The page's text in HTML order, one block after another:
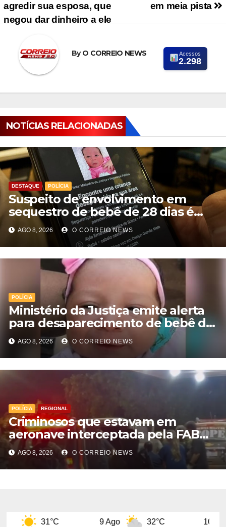
em meia pista
agredir sua esposa, que
negou dar dinheiro a ele
ByO CORREIO NEWS Acessos
2.298
NOTÍCIAS RELACIONADAS
DESTAQUE POLÍCIA
Suspeito de envolvimento em
sequestro de bebê de 28 dias é
preso na Capital
AGO 8, 2026 O CORREIO NEWS
POLÍCIA
Ministério da Justiça emite alerta
para desaparecimento de bebê de
28 dias em MS; polícia apura
suposto sequestro
AGO 8, 2026 O CORREIO NEWS
POLÍCIA REGIONAL
Criminosos que estavam em
aeronave interceptada pela FAB
em MS morrem durante confronto
com o Bope
AGO 8, 2026 O CORREIO NEWS
9 Ago 32°C 10 Ago 32°C